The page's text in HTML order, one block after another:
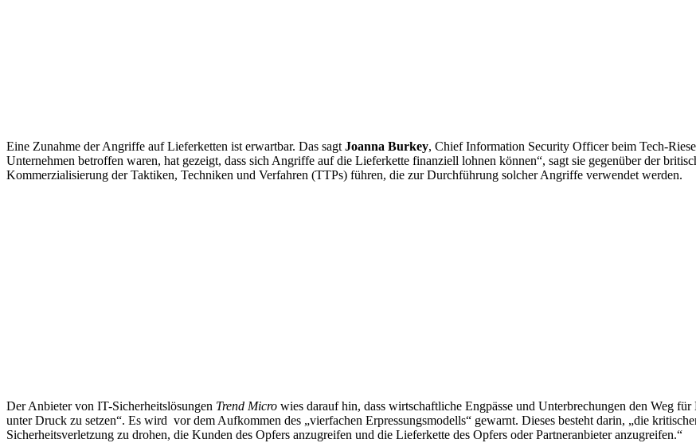
Eine Zunahme der Angriffe auf Lieferketten ist erwartbar. Das sagtJoanna Burkey, Chief Information Security Officer beim Tech-
Unternehmen betroffen waren, hat gezeigt, dass sich Angriffe auf die Lieferkette finanziell lohnen können“, sagt sie gegenüber der
Kommerzialisierung der Taktiken, Techniken und Verfahren (TTPs) führen, die zur Durchführung solcher Angriffe verwendet werden.
Der Anbieter von IT-Sicherheitslösungen Trend Micro wies darauf hin, dass wirtschaftliche Engpässe und Unterbrechungen den Weg
unter Druck zu setzen“. Es wird vor dem Aufkommen des „vierfachen Erpressungsmodells“ gewarnt. Dieses besteht darin, „die
Sicherheitsverletzung zu drohen, die Kunden des Opfers anzugreifen und die Lieferkette des Opfers oder Partneranbieter anzugreifen.“